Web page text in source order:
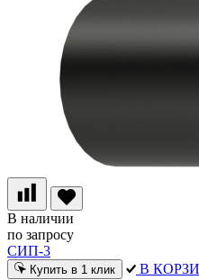
В наличии
по запросу
СИП-3
Купить в 1 клик В